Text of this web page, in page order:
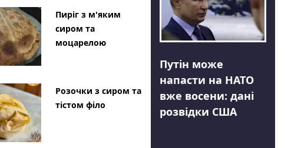
Пиріг з м'яким
сиром та
моцарелою
Розочки з сиром та
тістом філо
Путін може
напасти на НАТО
вже восени: дані
розвідки США